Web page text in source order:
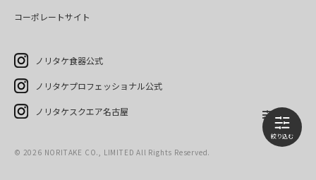
コーポレートサイト
ノリタケ食器公式
ノリタケプロフェッショナル公式
ノリタケスクエア名古屋
© 2026 NORITAKE CO., LIMITED All Rights Reserved.